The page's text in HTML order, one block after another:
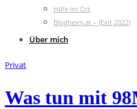
Hilfe im Ort
Blogheim.at – (Exit 2022)
Über mich
Privat
Was tun mit